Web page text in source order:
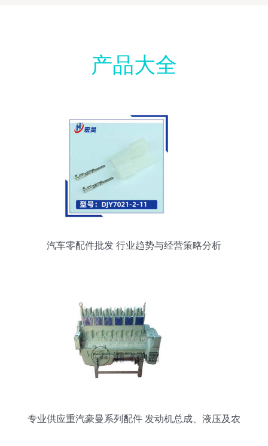
产品大全
汽车零配件批发 行业趋势与经营策略分析
专业供应重汽豪曼系列配件 发动机总成、液压及农